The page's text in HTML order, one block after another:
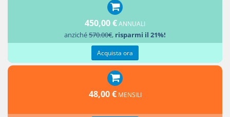
rischio
450,00 €ANNUALI
anziché570.00€, risparmi il 21%!
Acquista ora
48,00 € MENSILI